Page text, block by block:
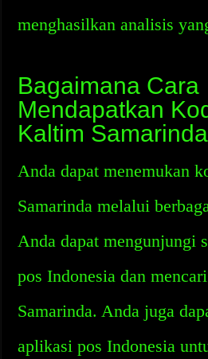
menghasilkan analisis
Bagaimana Cara
Mendapatkan
Kaltim
Anda dapat menemukan
Samarinda melalui
Anda dapat mengunjungi
pos Indonesia dan
Samarinda. Anda juga
aplikasi pos Indonesia